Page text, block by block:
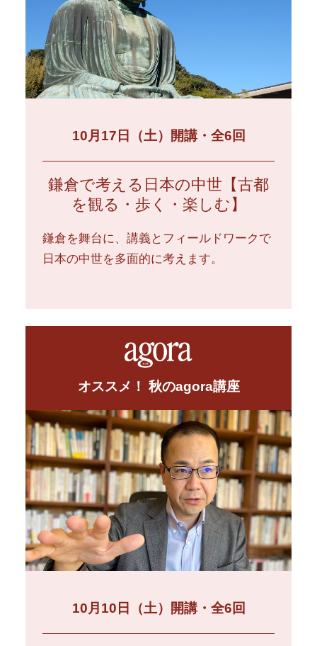
10月17日（土）開講・全6回
鎌倉で考える日本の中世【古都
を観る・歩く・楽しむ】
鎌倉を舞台に、講義とフィールドワークで
日本の中世を多面的に考えます。
オススメ！ 秋のagora講座
10月10日（土）開講・全6回